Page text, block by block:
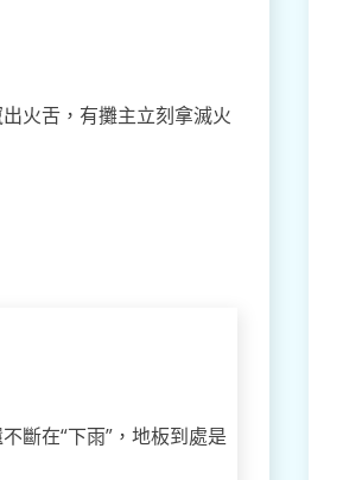
火舌，有攤主立刻拿滅火
斷在“下雨”，地板到處是